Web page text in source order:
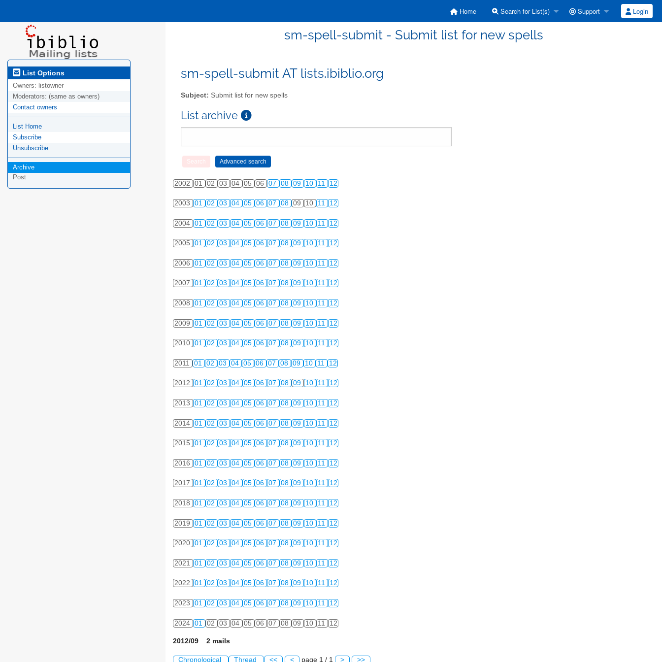
Home Search for List(s) Support Login
sm-spell-submit - Submit list for new spells
List Options
Owners: listowner
Moderators: (same as owners)
Contact owners
List Home
Subscribe
Unsubscribe
Archive
Post
sm-spell-submit AT lists.ibiblio.org
Subject: Submit list for new spells
List archive
2002 01 02 03 04 05 06 07 08 09 10 11 12
2003 01 02 03 04 05 06 07 08 09 10 11 12
2004 01 02 03 04 05 06 07 08 09 10 11 12
2005 01 02 03 04 05 06 07 08 09 10 11 12
2006 01 02 03 04 05 06 07 08 09 10 11 12
2007 01 02 03 04 05 06 07 08 09 10 11 12
2008 01 02 03 04 05 06 07 08 09 10 11 12
2009 01 02 03 04 05 06 07 08 09 10 11 12
2010 01 02 03 04 05 06 07 08 09 10 11 12
2011 01 02 03 04 05 06 07 08 09 10 11 12
2012 01 02 03 04 05 06 07 08 09 10 11 12
2013 01 02 03 04 05 06 07 08 09 10 11 12
2014 01 02 03 04 05 06 07 08 09 10 11 12
2015 01 02 03 04 05 06 07 08 09 10 11 12
2016 01 02 03 04 05 06 07 08 09 10 11 12
2017 01 02 03 04 05 06 07 08 09 10 11 12
2018 01 02 03 04 05 06 07 08 09 10 11 12
2019 01 02 03 04 05 06 07 08 09 10 11 12
2020 01 02 03 04 05 06 07 08 09 10 11 12
2021 01 02 03 04 05 06 07 08 09 10 11 12
2022 01 02 03 04 05 06 07 08 09 10 11 12
2023 01 02 03 04 05 06 07 08 09 10 11 12
2024 01 02 03 04 05 06 07 08 09 10 11 12
2012/09 2 mails
Chronological Thread << < page 1 / 1 > >>